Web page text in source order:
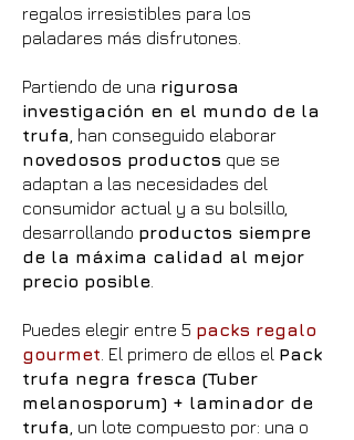
regalos irresistibles para los
paladares más disfrutones.
Partiendo de una rigurosa
investigación en el mundo de la
trufa , han conseguido elaborar
novedosos productos que se
adaptan a las necesidades del
consumidor actual y a su bolsillo,
desarrollando productos siempre
de la máxima calidad al mejor
precio posible
Puedes elegir entre 5 packs regalo
gourmet . El primero de ellos el Pack
trufa negra fresca (Tuber
melanosporum) + laminador de
trufa , un lote compuesto por: una o